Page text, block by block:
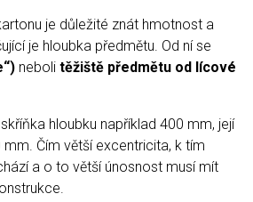
je důležité znát hmotnost a
je hloubka předmětu. Od ní se
neboli těžiště předmětu od lícové
hloubku například 400 mm, její
Čím větší excentricita, k tím
a o to větší únosnost musí mít